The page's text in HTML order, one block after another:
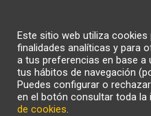
ZONA
Este sitio web utiliza
finalidades analíticas y para
a tus preferencias en base a
tus hábitos de navegación
Puedes configurar o
en el botón consultar toda
de cookies.